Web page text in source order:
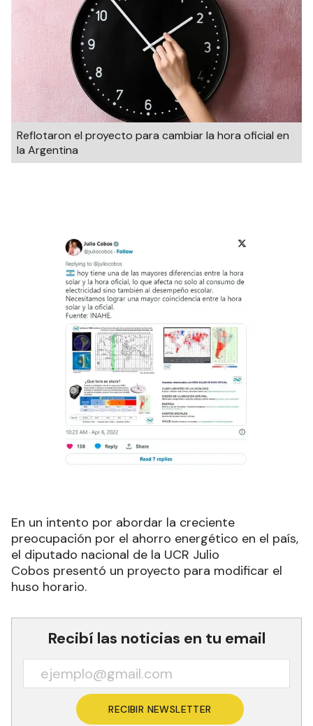
Reflotaron el proyecto para cambiar la hora oficial en
la Argentina
En un intento por abordar la creciente
preocupación por el ahorro energético en el país,
el diputado nacional de la UCR Julio
Cobos presentó un proyecto para modificar el
huso horario.
Recibí las noticias en tu email
RECIBIR NEWSLETTER